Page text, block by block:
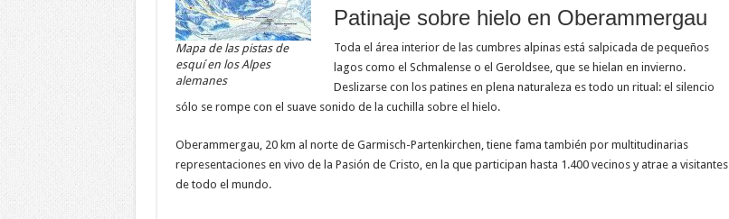
Mapa de las pistas de
esquí en los Alpes
alemanes
Patinaje sobre hielo en Oberammergau
Toda el área interior de las cumbres alpinas está salpicada de pequeños
lagos como el Schmalense o el Geroldsee, que se hielan en invierno.
Deslizarse con los patines en plena naturaleza es todo un ritual: el silencio
sólo se rompe con el suave sonido de la cuchilla sobre el hielo.
Oberammergau, 20 km al norte de Garmisch-Partenkirchen, tiene fama también por multitudinarias
representaciones en vivo de la Pasión de Cristo, en la que participan hasta 1.400 vecinos y atrae a visitantes
de todo el mundo.